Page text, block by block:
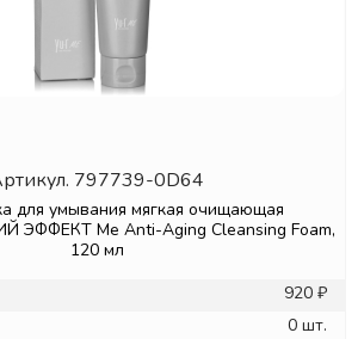
797739-0D64
для умывания мягкая очищающая
Me Anti-Aging Cleansing Foam,
120 мл
920 ₽
0 шт.